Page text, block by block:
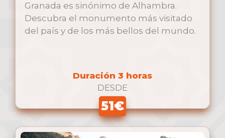
Granada es sinónimo de Alhambra.
Descubra el monumento más visitado
del país y de los más bellos del mundo.
Duración 3 horas
DESDE
51€